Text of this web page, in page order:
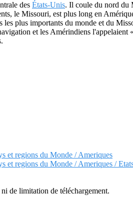
des États-Unis. Il coule du nord du
le Missouri, est plus long en
plus importants du monde et du
et les Amérindiens
et regions du Monde / Ameriques
et regions du Monde / Ameriques /
de limitation de téléchargement.